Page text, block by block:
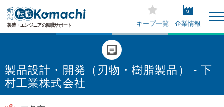
キープ一覧 企業情報
製品設計・開発（刃物・樹脂製品） - 下
村工業株式会社